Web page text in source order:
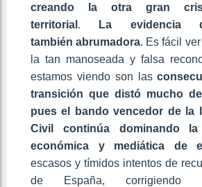
creando la otra gran
territorial .
La
también abrumadora. Es fácil
la tan manoseada y falsa
estamos viendo son las
transición que distó mucho
pues el bando vencedor de la
Civil continúa dominando
económica y mediática de
escasos y tímidos intentos de
de España, corrigiendo